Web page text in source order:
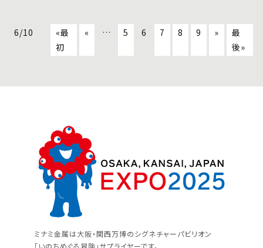
6/10
«最
初
« … 5 6 7 8 9 »
最
後»
ミナミ金属は大阪・関西万博のシグネチャーパビリオン
「いのちめぐる冒険」サプライヤーです。